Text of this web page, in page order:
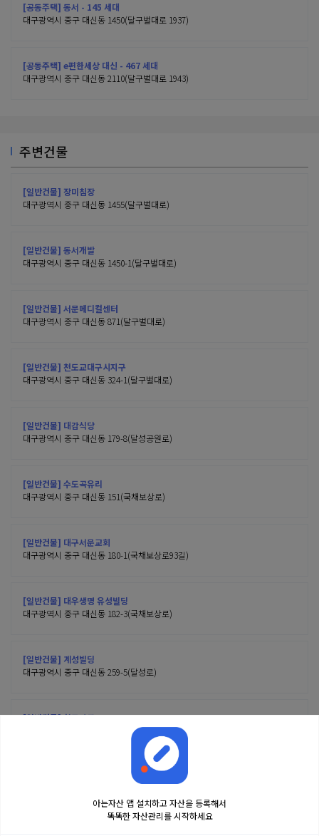
[공동주택] 동서 - 145 세대
대구광역시 중구 대신동 1450(달구벌대로 1937)
[공동주택] e편한세상 대신 - 467 세대
대구광역시 중구 대신동 2110(달구벌대로 1943)
주변건물
[일반건물] 장미침장
대구광역시 중구 대신동 1455(달구벌대로)
[일반건물] 동서개발
대구광역시 중구 대신동 1450-1(달구벌대로)
[일반건물] 서문메디컬센터
대구광역시 중구 대신동 871(달구벌대로)
[일반건물] 천도교대구시지구
대구광역시 중구 대신동 324-1(달구벌대로)
[일반건물] 대감식당
대구광역시 중구 대신동 179-8(달성공원로)
[일반건물] 수도곡유리
대구광역시 중구 대신동 151(국채보상로)
[일반건물] 대구서문교회
대구광역시 중구 대신동 180-1(국채보상로93길)
[일반건물] 대우생명 유성빌딩
대구광역시 중구 대신동 182-3(국채보상로)
[일반건물] 계성빌딩
대구광역시 중구 대신동 259-5(달성로)
[일반건물] 창동약국
대구광역시 중구 대신동 269-11(큰장로12길)
아는자산 앱 설치하고 자산을 등록해서
똑똑한 자산관리를 시작하세요